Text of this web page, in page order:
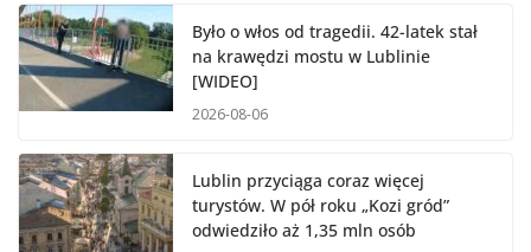
Było o włos od tragedii. 42-latek stał
na krawędzi mostu w Lublinie
[WIDEO]
2026-08-06
Lublin przyciąga coraz więcej
turystów. W pół roku „Kozi gród”
odwiedziło aż 1,35 mln osób